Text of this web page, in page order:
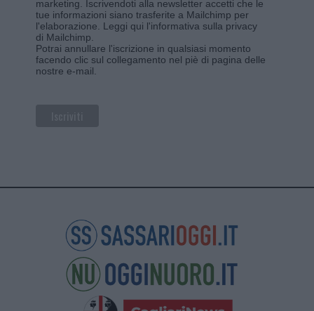
marketing. Iscrivendoti alla newsletter accetti che le
tue informazioni siano trasferite a Mailchimp per
l'elaborazione. Leggi qui l'informativa sulla privacy
di Mailchimp
Potrai annullare l'iscrizione in qualsiasi momento
facendo clic sul collegamento nel piè di pagina delle
nostre e-mail.